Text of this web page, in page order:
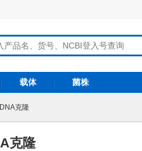
载体 菌株
克隆
克隆